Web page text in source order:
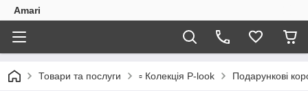
Amari
Товари та послуги ▫️ Колекція P-look Подарункові